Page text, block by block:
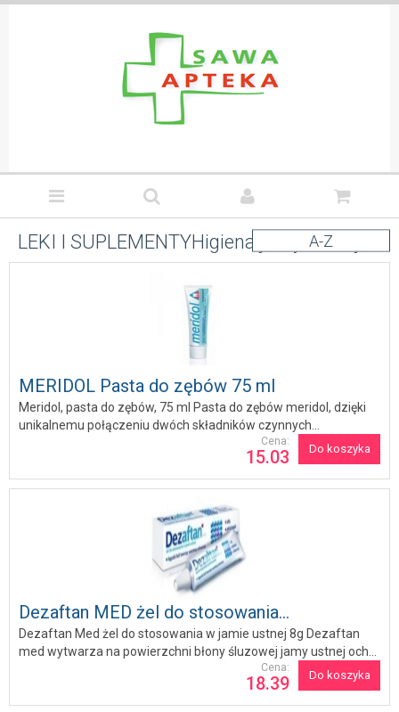
LEKI I SUPLEMENTYHigiena jamy ustnej
A-Z
MERIDOL Pasta do zębów 75 ml
Meridol, pasta do zębów, 75 ml Pasta do zębów meridol, dzięki
unikalnemu połączeniu dwóch składników czynnych...
Do koszyka
Cena:
15.03
Dezaftan MED żel do stosowania...
Dezaftan Med żel do stosowania w jamie ustnej 8g Dezaftan
med wytwarza na powierzchni błony śluzowej jamy ustnej och...
Do koszyka
Cena:
18.39